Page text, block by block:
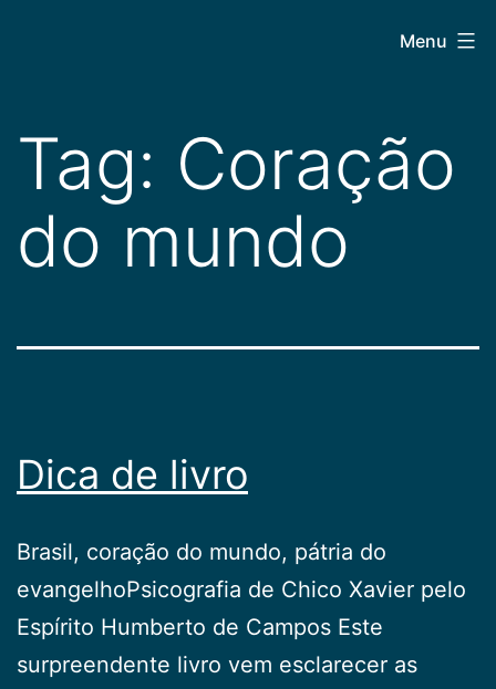
conteúdo
Menu
Tag: Coração
do mundo
Dica de livro
Brasil, coração do mundo, pátria do
evangelhoPsicografia de Chico Xavier pelo
Espírito Humberto de Campos Este
surpreendente livro vem esclarecer as